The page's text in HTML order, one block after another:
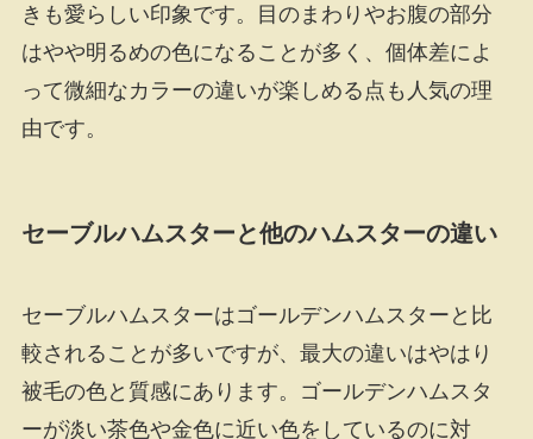
きも愛らしい印象です。目のまわりやお腹の部分
はやや明るめの色になることが多く、個体差によ
って微細なカラーの違いが楽しめる点も人気の理
由です。
セーブルハムスターと他のハムスターの違い
セーブルハムスターはゴールデンハムスターと比
較されることが多いですが、最大の違いはやはり
被毛の色と質感にあります。ゴールデンハムスタ
ーが淡い茶色や金色に近い色をしているのに対